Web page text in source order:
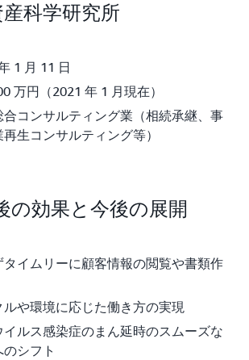
科学研究所
1 月 11 日
万円（2021 年 1 月現在）
コンサルティング業（相続承継、事
生コンサルティング等）
の効果と今後の展開
イムリーに顧客情報の閲覧や書類作
ルや環境に応じた働き方の実現
イルス感染症のまん延時のスムーズな
シフト